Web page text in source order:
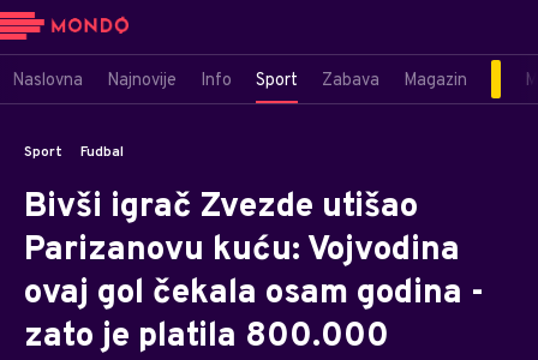
Naslovna Najnovije Info Sport Zabava Magazin
Sport Fudbal
Bivši igrač Zvezde utišao
Parizanovu kuću: Vojvodina
ovaj gol čekala osam godina -
zato je platila 800.000